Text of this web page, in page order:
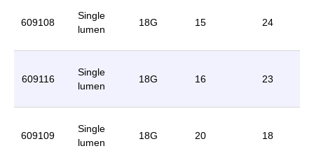
609108
Single
lumen
18G 15 24
609116
Single
lumen
18G 16 23
609109
Single
lumen
18G 20 18